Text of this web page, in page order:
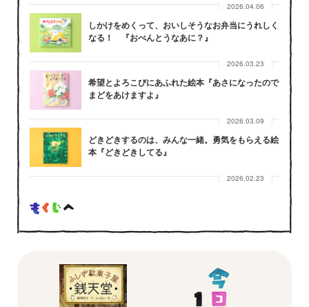
2026.04.06
しかけをめくって、おいしそうなお弁当にうれしく
なる！ 『おべんとうなあに？』
2026.03.23
希望とよろこびにあふれた絵本『あさになったので
まどをあけますよ』
2026.03.09
どきどきするのは、みんな一緒。勇気をもらえる絵
本『どきどきしてる』
2026.02.23